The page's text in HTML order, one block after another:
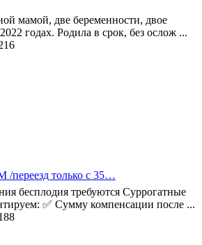
мамой, две беременности, двое
годах. Родила в срок, без ослож ...
переезд только с 35…
бесплодия требуются Суррогатные
✅ Сумму компенсации после ...